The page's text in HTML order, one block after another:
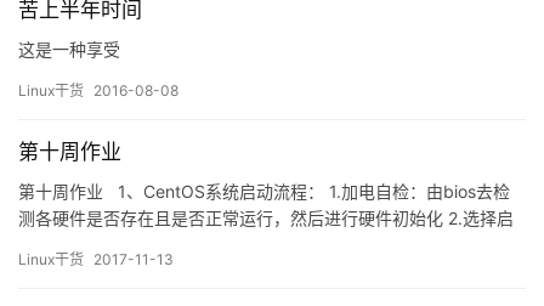
苦上半年时间
这是一种享受
Linux干货 2016-08-08
第十周作业
第十周作业 1、CentOS系统启动流程： 1.加电自检：由bios去检
测各硬件是否存在且是否正常运行，然后进行硬件初始化 2.选择启
有bootloader的设备进行启动，bootloader去识别加载操作系统中
Linux干货 2017-11-13